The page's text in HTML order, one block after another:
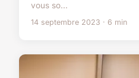
vous so...
14 septembre 2023 · 6 min